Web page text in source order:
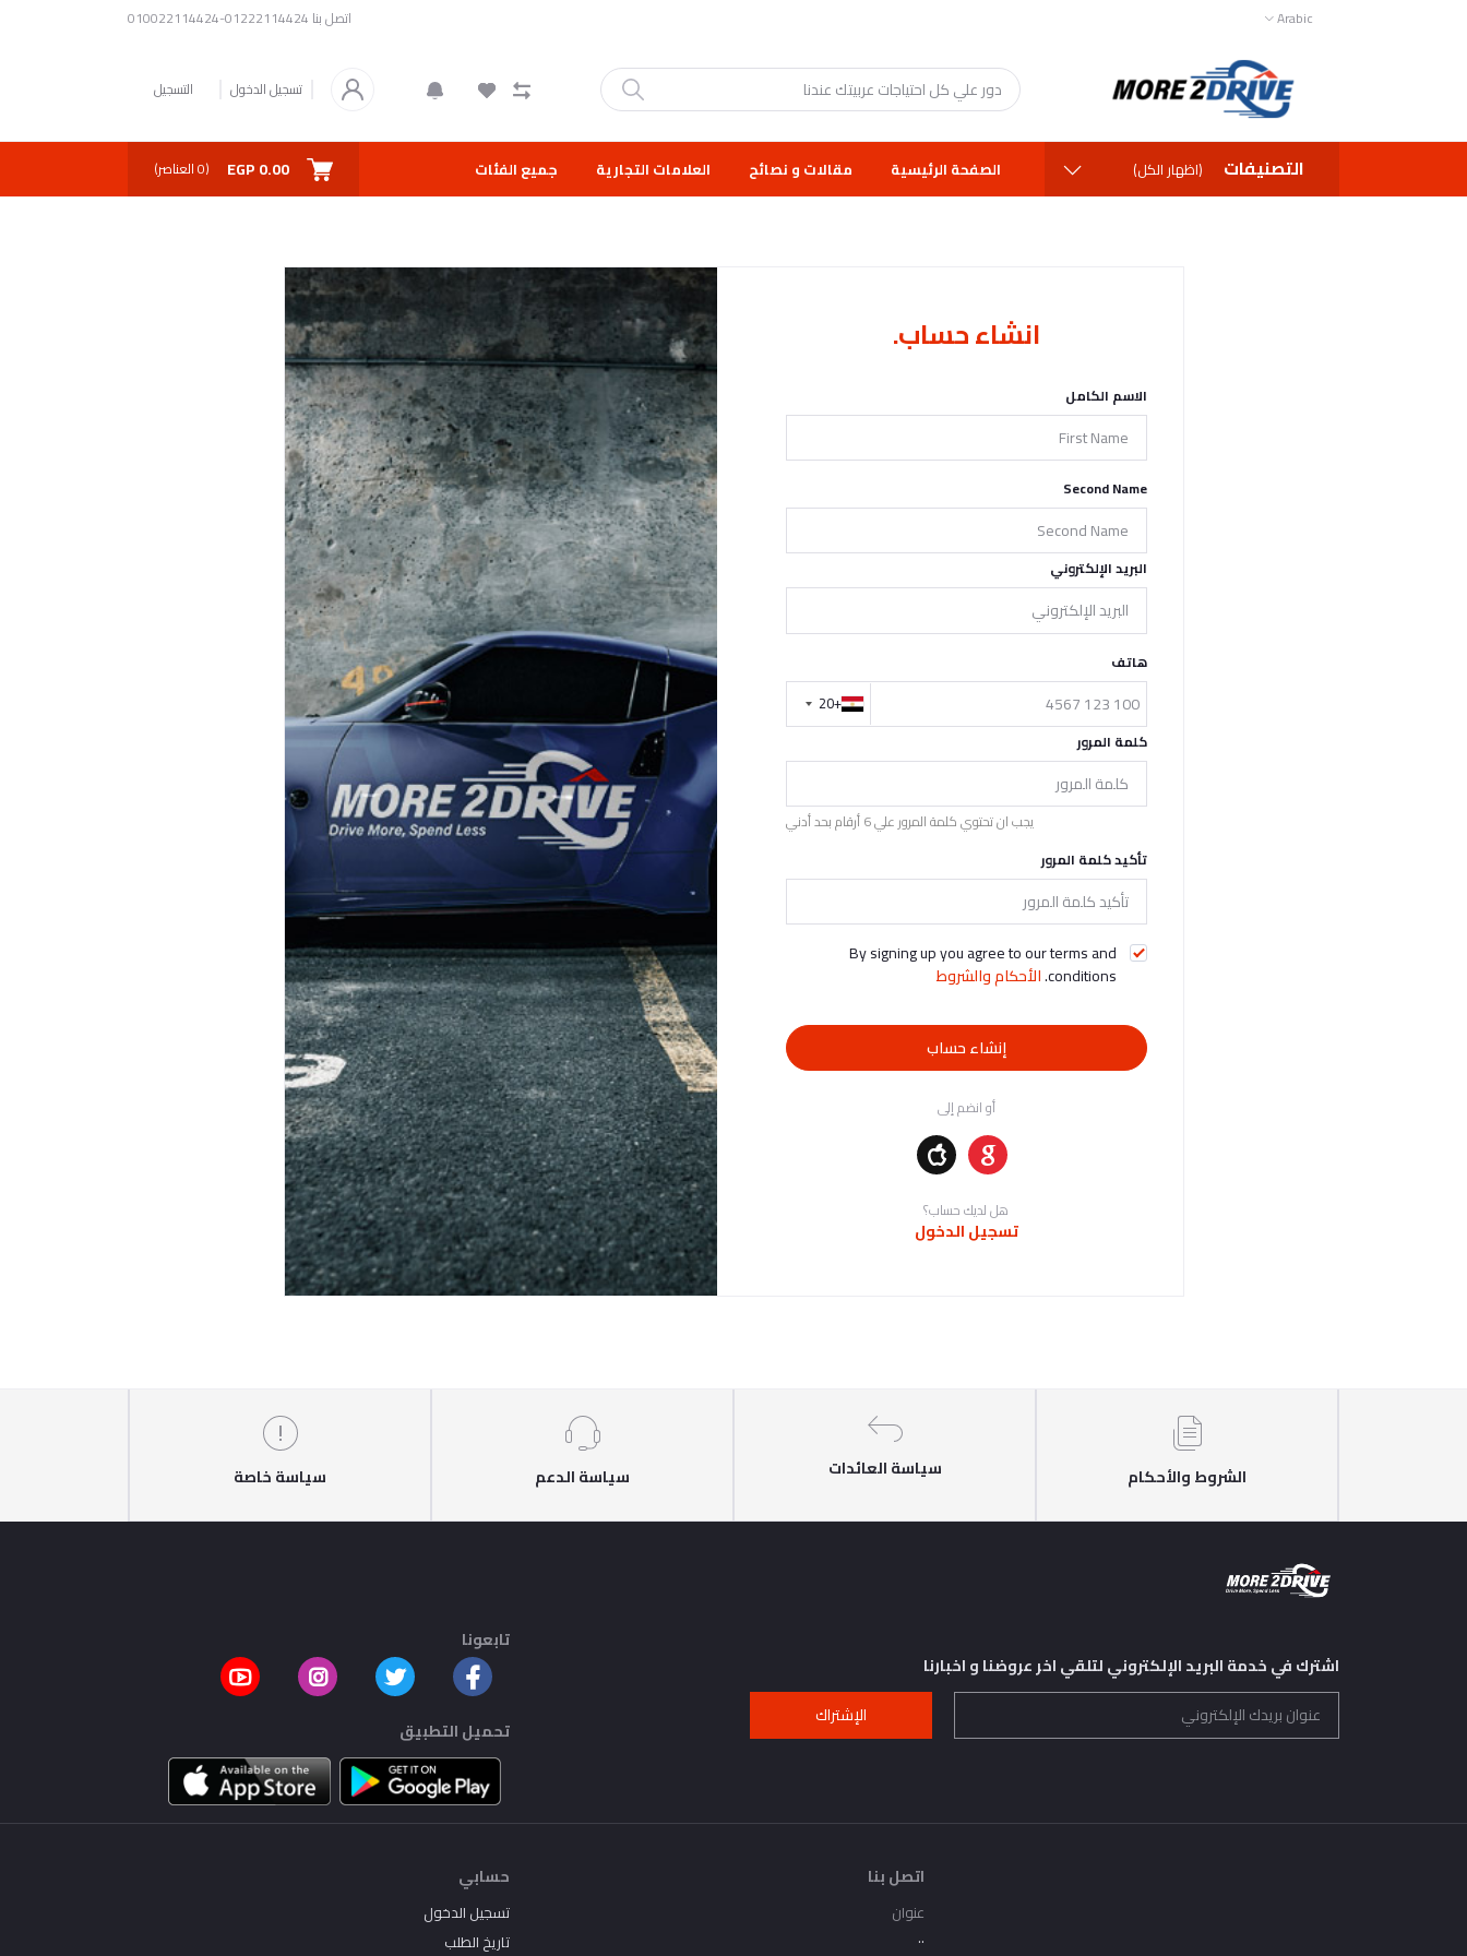
Arabic اتصل بنا 01222114424-010022114424
تسجيل الدخول التسجيل
التصنيفات (اظهار الكل) الصفحة الرئيسية مقالات و نصائح العلامات التجارية جميع الفئات 0.00 EGP
(
0العناصر)
انشاء حساب.
الاسم الكامل
Second Name
البريد الإلكتروني
هاتف
+20
+20
كلمة المرور
يجب ان تحتوي كلمة المرور علي 6 أرقام بحد أدني
تأكيد كلمة المرور
By signing up you agree to our terms and
conditions. الأحكام والشروط
إنشاء حساب
أو انضم إلى
هل لديك حساب؟
تسجيل الدخول
الشروط والأحكام سياسة العائدات سياسة الدعم سياسة خاصة
اشترك في خدمة البريد الإلكتروني لتلقي اخر عروضنا و اخبارنا
الإشتراك
تابعونا
تحميل التطبيق
اتصل بنا
عنوان
..
حسابي
تسجيل الدخول
تاريخ الطلب